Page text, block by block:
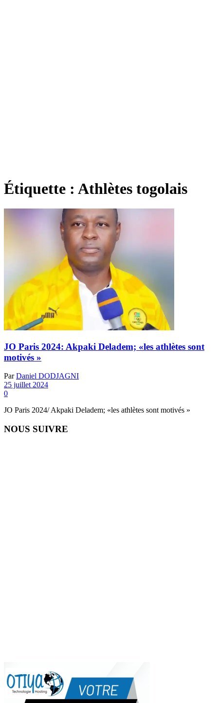
Étiquette : Athlètes togolais
JO Paris 2024: Akpaki Deladem; «les athlètes sont
motivés »
Par Daniel DODJAGNI
25 juillet 2024
0
JO Paris 2024/ Akpaki Deladem; «les athlètes sont motivés »
NOUS SUIVRE